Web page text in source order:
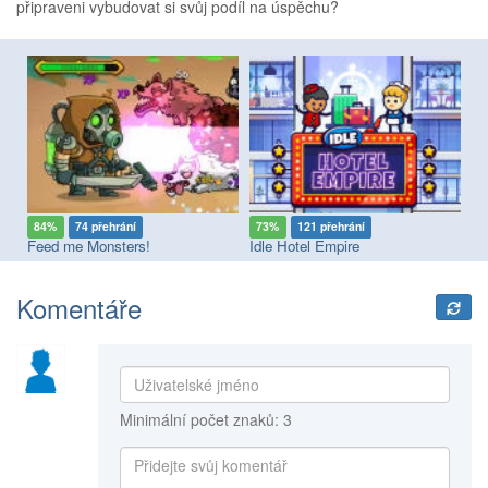
připraveni vybudovat si svůj podíl na úspěchu?
84% 74 přehrání
Feed me Monsters!
73% 121 přehrání
Idle Hotel Empire
Komentáře
Minimální počet znaků: 3